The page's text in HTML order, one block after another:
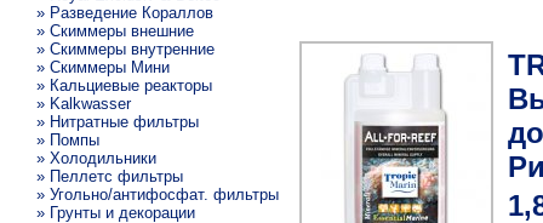
» Разведение Кораллов
» Скиммеры внешние
» Скиммеры внутренние
» Скиммеры Мини
» Кальциевые реакторы
» Kalkwasser
» Нитратные фильтры
» Помпы
» Холодильники
» Пеллетс фильтры
» Угольно/антифосфат. фильтры
» Грунты и декорации